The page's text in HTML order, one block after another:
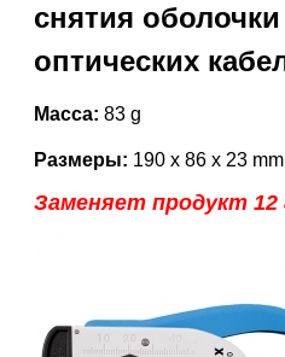
снятия
оптических
Масса: 83 g
Размеры: 190 x 86 x 23 mm
Заменяет продукт 12